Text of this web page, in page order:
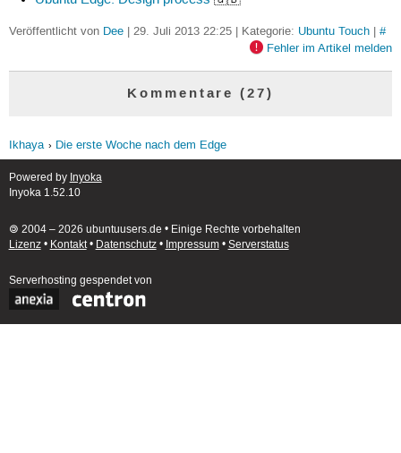
Veröffentlicht von Dee| 29. Juli 2013 22:25 | Kategorie: Ubuntu Touch| #
Fehler im Artikel melden
Kommentare (27)
Ikhaya Die erste Woche nach dem Edge
Powered by Inyoka
Inyoka 1.52.10
🄯 2004 – 2026 ubuntuusers.de • Einige Rechte vorbehalten
Lizenz• Kontakt• Datenschutz• Impressum• Serverstatus
Serverhosting gespendet von